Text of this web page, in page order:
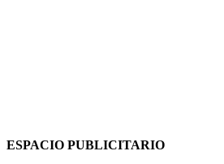
ESPACIO PUBLICITARIO